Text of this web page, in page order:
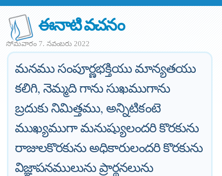
ఈనాటి వచనం
సోమవారం 7. నవంబరు 2022
మనము సంపూర్ణభక్తియు మాన్యతయు
కలిగి, నెమ్మది గాను సుఖముగాను
బ్రదుకు నిమిత్తము, అన్నిటికంటె
ముఖ్యముగా మనుష్యులందరి కొరకును
రాజులకొరకును అధికారులందరి కొరకును
విజ్ఞాపనములును ప్రార్థనలును